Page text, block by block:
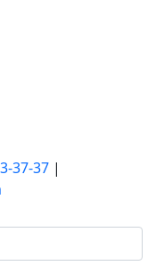
37-37 |